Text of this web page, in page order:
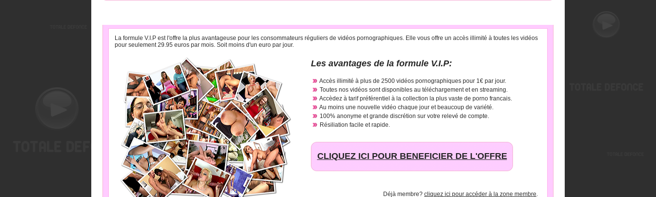
La formule V.I.P est l'offre la plus avantageuse pour les consommateurs réguliers de vidéos pornographiques. Elle vous offre un accès illimité à toutes les vidéos
pour seulement 29.95 euros par mois. Soit moins d'un euro par jour.
Les avantages de la formule V.I.P:
Accès illimité à plus de 2500 vidéos pornographiques pour 1€ par jour.
Toutes nos vidéos sont disponibles au téléchargement et en streaming.
Accèdez à tarif préférentiel à la collection la plus vaste de porno francais.
Au moins une nouvelle vidéo chaque jour et beaucoup de variété.
100% anonyme et grande discrétion sur votre relevé de compte.
Résiliation facile et rapide.
CLIQUEZ ICI POUR BENEFICIER DE L'OFFRE
Déjà membre? cliquez ici pour accéder à la zone membre.